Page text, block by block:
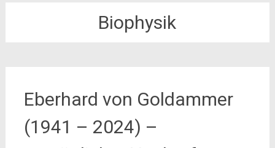
Biophysik
Eberhard von Goldammer
(1941 – 2024) –